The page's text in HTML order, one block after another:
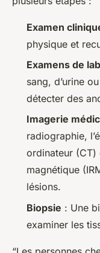
Examen
physique et
Examens de
sang, d’urine
détecter des
Imagerie
radiographie,
ordinateur (CT)
magnétique
lésions.
Biopsie : Une
examiner les